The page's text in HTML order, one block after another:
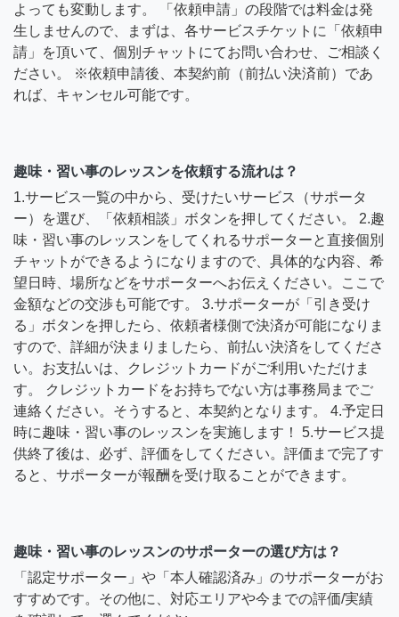
よっても変動します。 「依頼申請」の段階では料金は発
生しませんので、まずは、各サービスチケットに「依頼申
請」を頂いて、個別チャットにてお問い合わせ、ご相談く
ださい。 ※依頼申請後、本契約前（前払い決済前）であ
れば、キャンセル可能です。
趣味・習い事のレッスンを依頼する流れは？
1.サービス一覧の中から、受けたいサービス（サポータ
ー）を選び、「依頼相談」ボタンを押してください。 2.趣
味・習い事のレッスンをしてくれるサポーターと直接個別
チャットができるようになりますので、具体的な内容、希
望日時、場所などをサポーターへお伝えください。ここで
金額などの交渉も可能です。 3.サポーターが「引き受け
る」ボタンを押したら、依頼者様側で決済が可能になりま
すので、詳細が決まりましたら、前払い決済をしてくださ
い。お支払いは、クレジットカードがご利用いただけま
す。 クレジットカードをお持ちでない方は事務局までご
連絡ください。そうすると、本契約となります。 4.予定日
時に趣味・習い事のレッスンを実施します！ 5.サービス提
供終了後は、必ず、評価をしてください。評価まで完了す
ると、サポーターが報酬を受け取ることができます。
趣味・習い事のレッスンのサポーターの選び方は？
「認定サポーター」や「本人確認済み」のサポーターがお
すすめです。その他に、対応エリアや今までの評価/実績